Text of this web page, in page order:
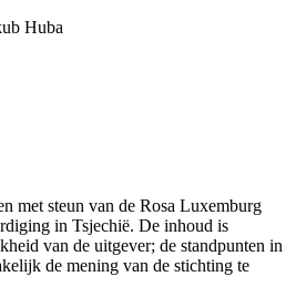
met steun van de Rosa Luxemburg
in Tsjechië. De inhoud is
van de uitgever; de standpunten in
de mening van de stichting te